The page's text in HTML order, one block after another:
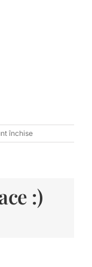
închisepentru
tn_LauraFlorin-
:)